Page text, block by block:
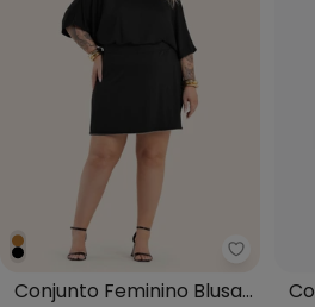
Secret
Conjunto Feminino Blusa